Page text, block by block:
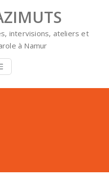
intervisions, ateliers et
à Namur